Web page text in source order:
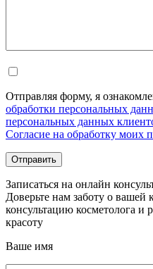
Отправляя форму, я
обработки персональных
персональных данных
Согласие на обработку моих
Записаться на онлайн
Доверьте нам заботу о вашей
консультацию косметолога и
красоту
Ваше имя